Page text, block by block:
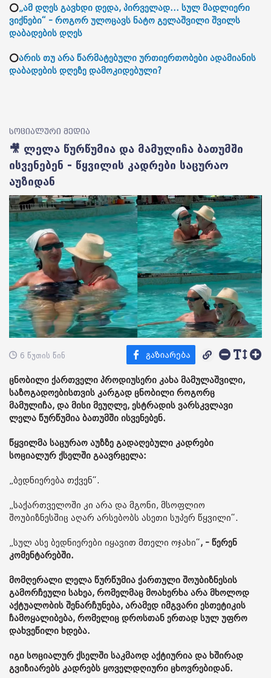
⭕„ამ დღეს გავხდი დედა, პირველად... სულ მადლიერი
ვიქნები“ - როგორ ულოცავს ნატო გელაშვილი შვილს
დაბადების დღეს
⭕არის თუ არა წარმატებული ურთიერთობები ადამიანის
დაბადების დღეზე დამოკიდებული?
სოციალური მედია
🎥 ლელა წურწუმია და მამულიჩა ბათუმში
ისვენებენ - წყვილის კადრები საცურაო
აუზიდან
6 წუთის წინ
ცნობილი ქართველი პროდიუსერი კახა მამულაშვილი,
საზოგადოებისთვის კარგად ცნობილი როგორც
მამულიჩა, და მისი მეუღლე, ესტრადის ვარსკვლავი
ლელა წურწუმია ბათუმში ისვენებენ.
წყვილმა საცურაო აუზზე გადაღებული კადრები
სოციალურ ქსელში გაავრცელა:
„ბედნიერება თქვენ“.
„საქართველოში კი არა და მგონი, მსოფლიო
შოუბიზნესშიც აღარ არსებობს ასეთი სუპერ წყვილი“.
„სულ ასე ბედნიერები იყავით მთელი ოჯახი“, - წერენ
კომენტარებში.
მომღერალი ლელა წურწუმია ქართული შოუბიზნესის
გამორჩეული სახეა, რომელმაც მოახერხა არა მხოლოდ
აქტუალობის შენარჩუნება, არამედ იმგვარი ესთეტიკის
ჩამოყალიბება, რომელიც დროსთან ერთად სულ უფრო
დახვეწილი ხდება.
იგი სოციალურ ქსელში საკმაოდ აქტიურია და ხშირად
გვიზიარებს კადრებს ყოველდღიური ცხოვრებიდან.